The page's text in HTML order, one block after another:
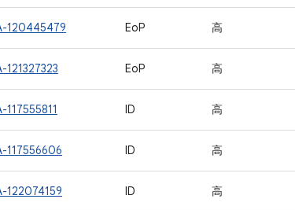
120445479 EoP 高
121327323 EoP 高
117555811 ID 高
117556606 ID 高
122074159 ID 高